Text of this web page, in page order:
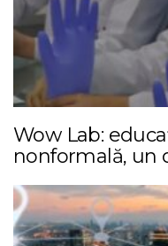
Wow Lab:
nonformală, un